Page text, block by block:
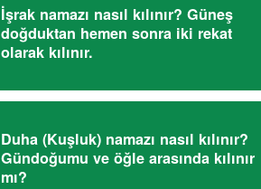
İşrak namazı nasıl kılınır? Güneş
doğduktan hemen sonra iki rekat
olarak kılınır.
Duha (Kuşluk) namazı nasıl kılınır?
Gündoğumu ve öğle arasında kılınır
mı?